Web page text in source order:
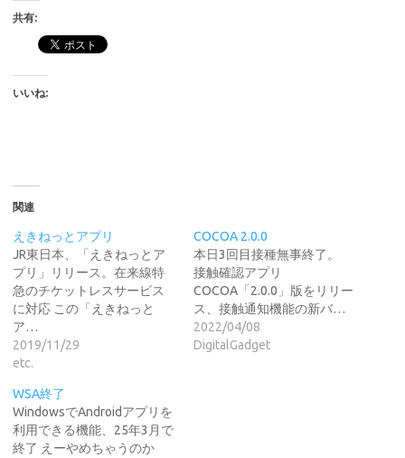
共有:
いいね:
関連
えきねっとアプリ
JR東日本、「えきねっとア
プリ」リリース。在来線特
急のチケットレスサービス
に対応 この「えきねっと
ア…
2019/11/29
etc.
COCOA 2.0.0
本日3回目接種無事終了。
接触確認アプリ
COCOA「2.0.0」版をリリー
ス、接触通知機能の新バ…
2022/04/08
DigitalGadget
WSA終了
WindowsでAndroidアプリを
利用できる機能、25年3月で
終了 えーやめちゃうのか